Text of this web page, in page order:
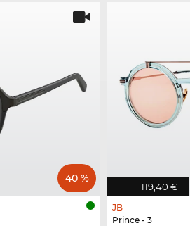
40 %
119,40 €
JB
Prince - 3